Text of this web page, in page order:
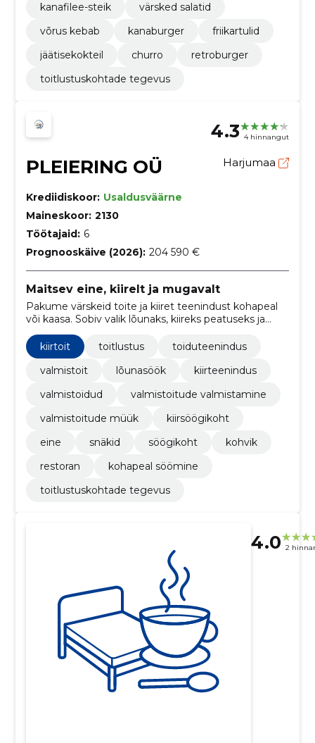
kanafilee-steik
värsked salatid
võrus kebab
kanaburger
friikartulid
jäätisekokteil
churro
retroburger
toitlustuskohtade tegevus
4.3 4 hinnangut
PLEIERING OÜ Harjumaa
Krediidiskoor: Usaldusväärne
Maineskoor: 2130
Töötajaid: 6
Prognooskäive (2026): 204 590 €
Maitsev eine, kiirelt ja mugavalt
Pakume värskeid toite ja kiiret teenindust kohapeal
või kaasa. Sobiv valik lõunaks, kiireks peatuseks ja
igapäevaseks einestamiseks.
kiirtoit
toitlustus
toiduteenindus
valmistoit
lõunasöök
kiirteenindus
valmistoidud
valmistoitude valmistamine
valmistoitude müük
kiirsöögikoht
eine
snäkid söögikoht
kohvik
restoran
kohapeal söömine
toitlustuskohtade tegevus
4.0 2